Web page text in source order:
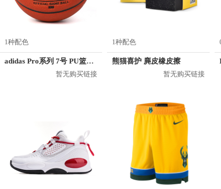
1种配色
adidas Pro系列 7号 PU篮球 DY7891
暂无购买链接
1种配色
熊猫喜护 麂皮橡皮擦
暂无购买链接